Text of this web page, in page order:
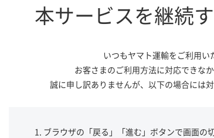
本サービスを継続
いつもヤマト運輸をご利用い
お客さまのご利用方法に対応できな
誠に申し訳ありませんが、 以下の場合には
ブラウザの「戻る」「進む」ボタンで画面の